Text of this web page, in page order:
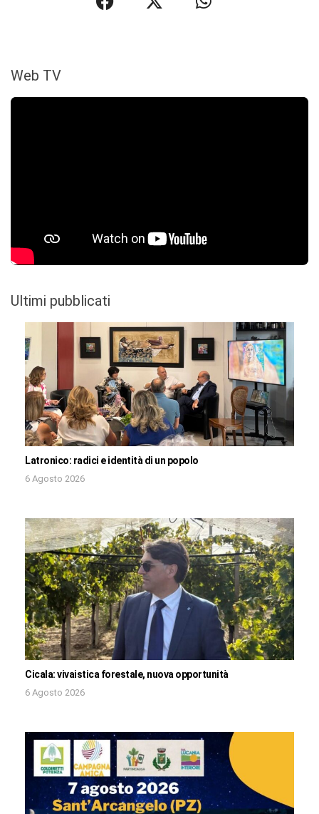
Web TV
Ultimi pubblicati
Latronico: radici e identità di un popolo
6 Agosto 2026
Cicala: vivaistica forestale, nuova opportunità
6 Agosto 2026